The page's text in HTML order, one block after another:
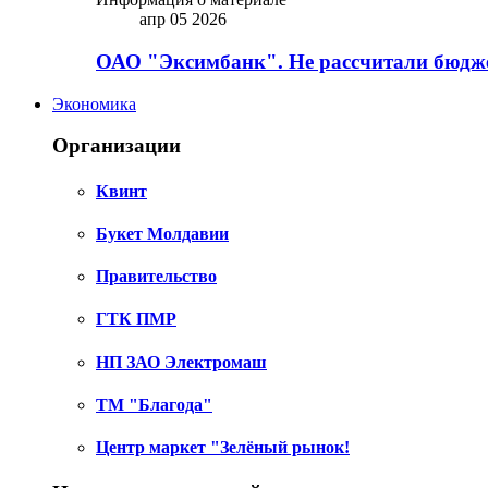
апр 05 2026
ОАО "Эксимбанк". Не рассчитали
Экономика
Организации
Квинт
Букет Молдавии
Правительство
ГТК ПМР
НП ЗАО Электромаш
ТМ "Благода"
Центр маркет "Зелёный рынок!